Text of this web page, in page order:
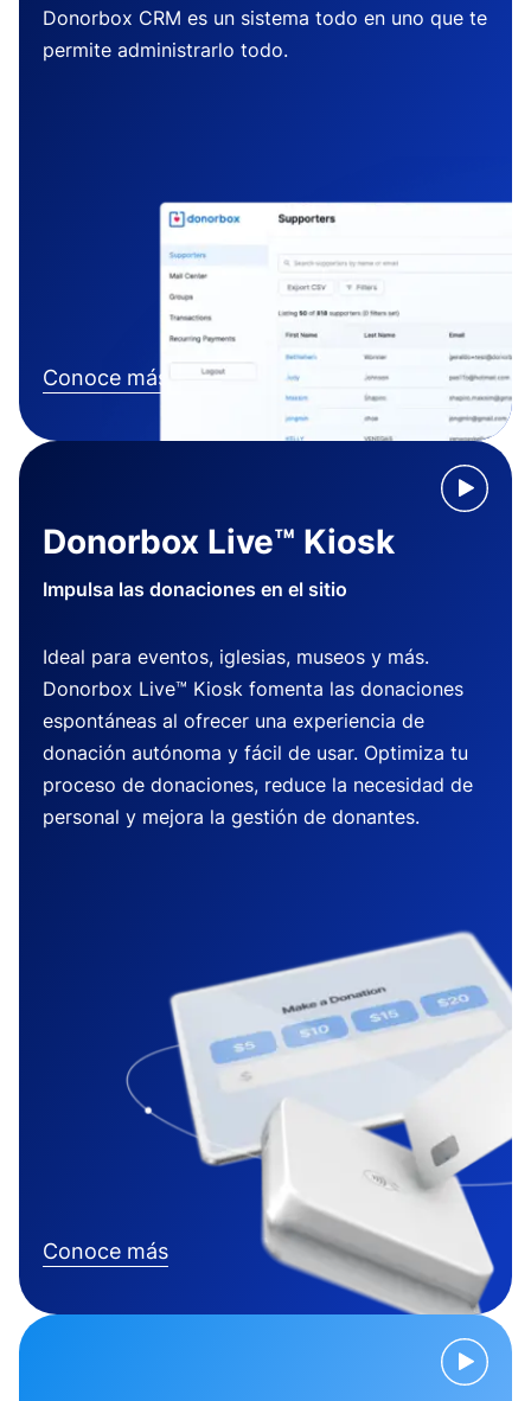
Donorbox CRM es un sistema todo en uno que te
permite administrarlo todo.
Conoce más
Donorbox Live™ Kiosk
Impulsa las donaciones en el sitio
Ideal para eventos, iglesias, museos y más.
Donorbox Live™ Kiosk fomenta las donaciones
espontáneas al ofrecer una experiencia de
donación autónoma y fácil de usar. Optimiza tu
proceso de donaciones, reduce la necesidad de
personal y mejora la gestión de donantes.
Conoce más